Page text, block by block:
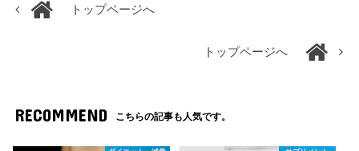
トップページへ
トップページへ
RECOMMEND こちらの記事も人気です。